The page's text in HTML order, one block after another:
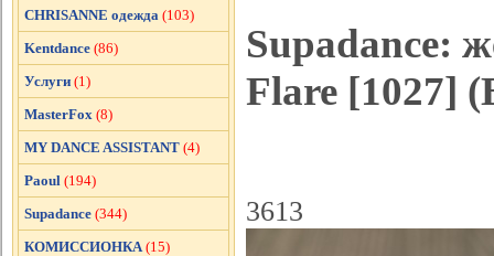
Supadance:
Flare [1027]
3613
CHRISANNE одежда (103)
Kentdance (86)
Услуги (1)
MasterFox (8)
MY DANCE ASSISTANT (4)
Paoul (194)
Supadance (344)
КОМИССИОНКА (15)